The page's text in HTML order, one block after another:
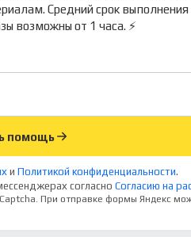
Средний срок
возможны от 1 часа. ⚡
помощь
и Политикой конфиденциальности.
согласно Согласию на
При отправке формы Яндекс